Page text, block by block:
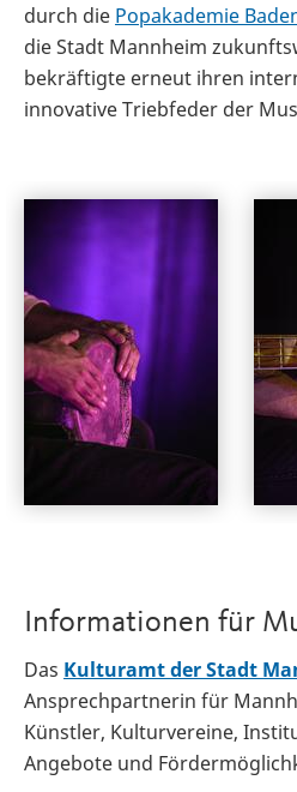
durch die Popakademie
die Stadt Mannheim
bekräftigte erneut ihren
innovative Triebfeder der
Informationen für
Das Kulturamt der Stadt
Ansprechpartnerin für
Künstler, Kulturvereine,
Angebote und